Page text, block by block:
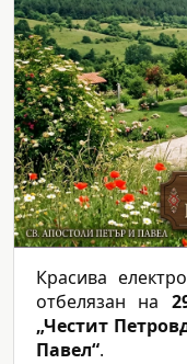
Красива
отбелязан на
„Честит
Павел“.